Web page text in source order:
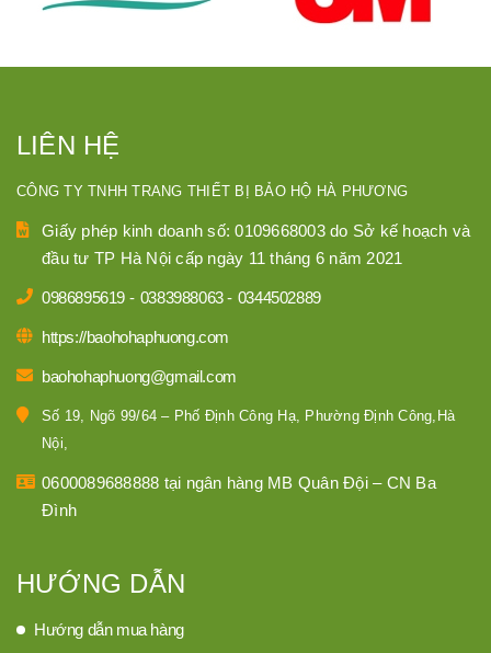
LIÊN HỆ
CÔNG TY TNHH TRANG THIẾT BỊ BẢO HỘ HÀ PHƯƠNG
Giấy phép kinh doanh số: 0109668003 do Sở kế hoạch và
đầu tư TP Hà Nội cấp ngày 11 tháng 6 năm 2021
0986895619 - 0383988063- 0344502889
https://baohohaphuong.com
baohohaphuong@gmail.com
Số 19, Ngõ 99/64 – Phố Định Công Hạ, Phường Định Công,Hà
Nội,
0600089688888 tại ngân hàng MB Quân Đội – CN Ba
Đình
HƯỚNG DẪN
Hướng dẫn mua hàng